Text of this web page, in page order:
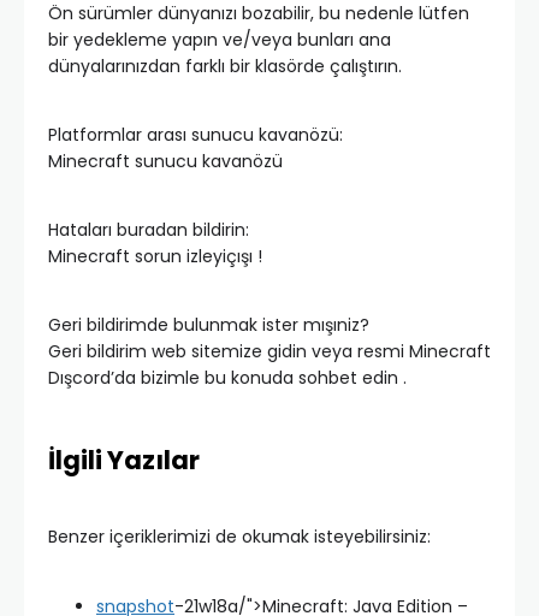
Ön sürümler dünyanızı bozabilir, bu nedenle lütfen
bir yedekleme yapın ve/veya bunları ana
dünyalarınızdan farklı bir klasörde çalıştırın.
Platformlar arası sunucu kavanözü:
Minecraft sunucu kavanözü
Hataları buradan bildirin:
Minecraft sorun izleyiçışı !
Geri bildirimde bulunmak ister mışıniz?
Geri bildirim web sitemize gidin veya resmi Minecraft
Dışcord’da bizimle bu konuda sohbet edin .
İlgili Yazılar
Benzer içeriklerimizi de okumak isteyebilirsiniz:
snapshot-21w18a/">Minecraft: Java Edition –